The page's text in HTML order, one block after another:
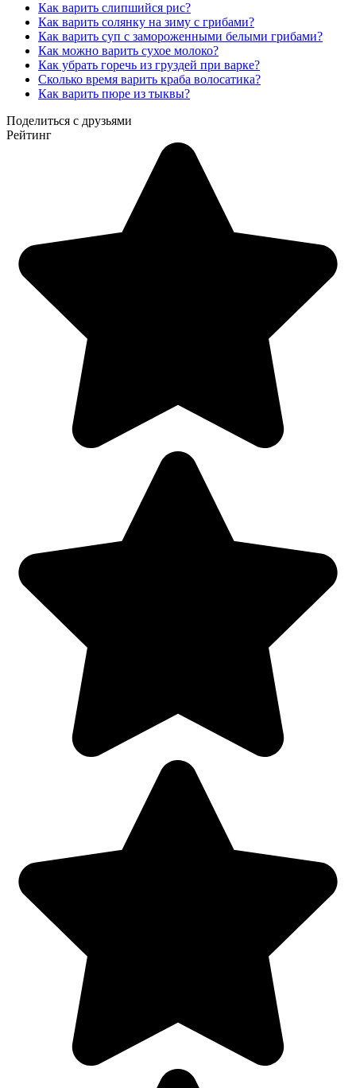
Как варить слипшийся рис?
Как варить солянку на зиму с грибами?
Как варить суп с замороженными белыми грибами?
Как можно варить сухое молоко?
Как убрать горечь из груздей при варке?
Сколько время варить краба волосатика?
Как варить пюре из тыквы?
Поделиться с друзьями
Рейтинг